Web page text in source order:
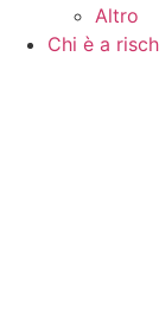
Altro
Chi è a